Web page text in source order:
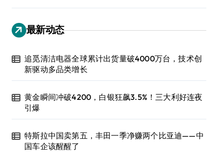
最新动态
追觅清洁电器全球累计出货量破4000万台，技术创
新驱动多品类增长
黄金瞬间冲破4200，白银狂飙3.5%！三大利好连夜
引爆
特斯拉中国卖第五，丰田一季净赚两个比亚迪——中
国车企该醒醒了